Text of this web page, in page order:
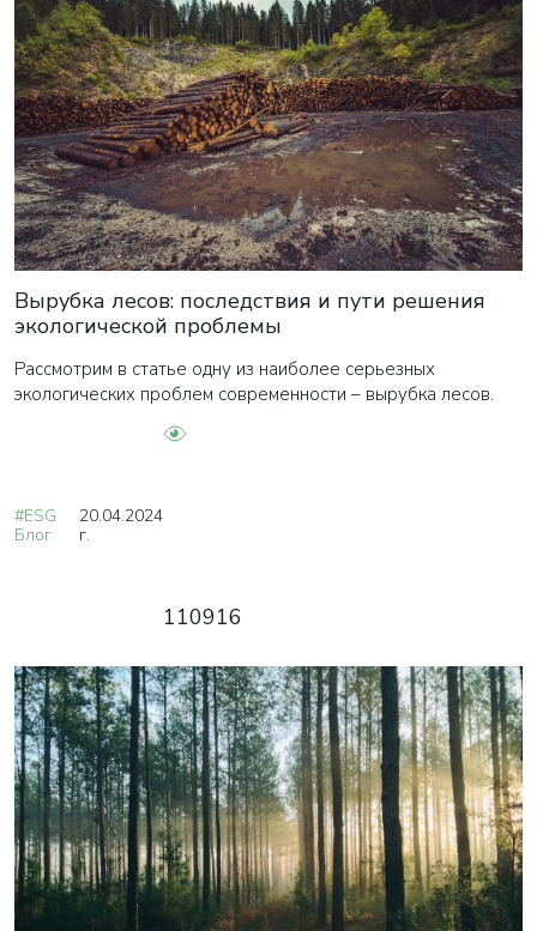
Вырубка лесов: последствия и пути решения
экологической проблемы
Рассмотрим в статье одну из наиболее серьезных
экологических проблем современности – вырубка лесов.
#ESG
Блог
20.04.2024
г.
110916